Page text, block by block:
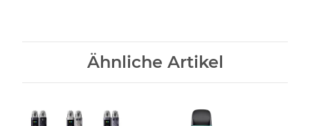
Ähnliche Artikel